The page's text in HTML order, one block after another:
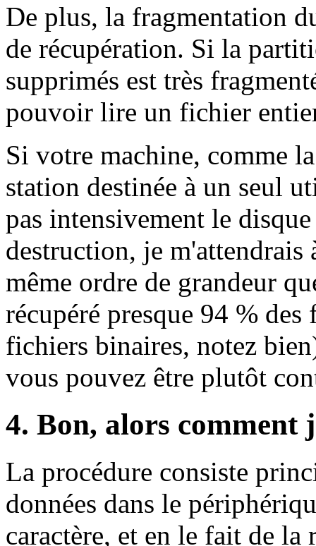
De plus, la fragmentation
de récupération. Si la
supprimés est très
pouvoir lire un fichier
Si votre machine, comme
station destinée à un seul
pas intensivement le
destruction, je m'attendrais
même ordre de grandeur
récupéré presque 94 %
fichiers binaires, notez
vous pouvez être plutôt
4. Bon, alors comment
La procédure consiste
données dans le
caractère, et en le fait de